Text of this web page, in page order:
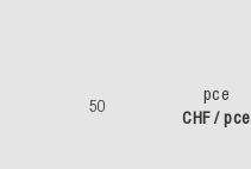
50
pce
CHF / pce